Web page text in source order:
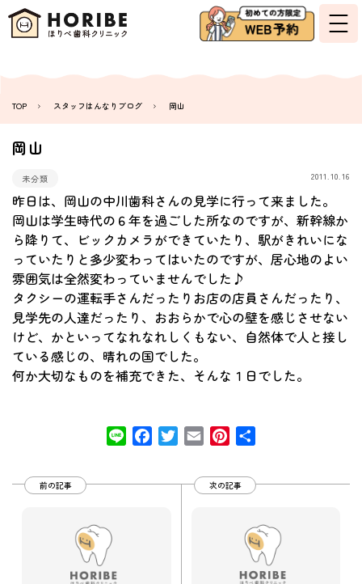
TOP スタッフはんなりブログ 岡山
岡山
未分類 2011.10.16
昨日は、岡山の中川歯科さんの見学に行って来ました。
岡山は学生時代の６年を過ごした所なのですが、新幹線か
ら降りて、ビックカメラができていたり、駅がきれいにな
っていたりと多少変わってはいたのですが、居心地のよい
雰囲気は全然変わっていませんでした♪
タクシーの運転手さんだったりお店の店員さんだったり、
見学先の人達だったり、おおらかで心の壁を感じさせない
けど、かといってなれなれしくもない、自然体で人と接し
ている感じの、晴れの国でした。
何か大切なものを補充できた、そんな１日でした。
Line FacebookTwitter
Email Pinterest
前の記事 次の記事